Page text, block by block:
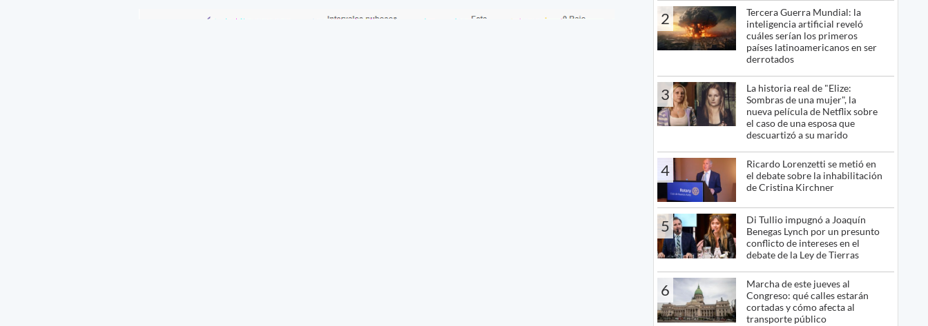
2
Tercera Guerra Mundial: la
inteligencia artificial reveló
cuáles serían los primeros
países latinoamericanos en ser
derrotados
3
La historia real de "Elize:
Sombras de una mujer", la
nueva película de Netflix sobre
el caso de una esposa que
descuartizó a su marido
4
Ricardo Lorenzetti se metió en
el debate sobre la inhabilitación
de Cristina Kirchner
5
Di Tullio impugnó a Joaquín
Benegas Lynch por un presunto
conflicto de intereses en el
debate de la Ley de Tierras
6
Marcha de este jueves al
Congreso: qué calles estarán
cortadas y cómo afecta al
transporte público